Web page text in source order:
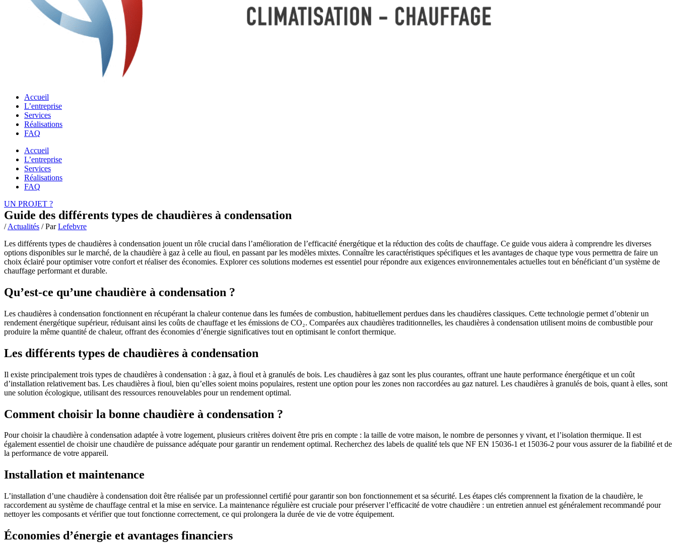
Accueil
L’entreprise
Services
Réalisations
FAQ
Accueil
L’entreprise
Services
Réalisations
FAQ
UN PROJET ?
Guide des différents types de chaudières à condensation
/Actualités / ParLefebvre
Les différents types de chaudières à condensation jouent un rôle crucial dans l’amélioration de l’efficacité énergétique et la réduction des coûts de chauffage. Ce guide vous aidera à comprendre les diverses
options disponibles sur le marché, de la chaudière à gaz à celle au fioul, en passant par les modèles mixtes. Connaître les caractéristiques spécifiques et les avantages de chaque type vous permettra de faire un
choix éclairé pour optimiser votre confort et réaliser des économies. Explorer ces solutions modernes est essentiel pour répondre aux exigences environnementales actuelles tout en bénéficiant d’un système de
chauffage performant et durable.
Qu’est-ce qu’une chaudière à condensation ?
Les chaudières à condensation fonctionnent en récupérant la chaleur contenue dans les fumées de combustion, habituellement perdues dans les chaudières classiques. Cette technologie permet d’obtenir un
rendement énergétique supérieur, réduisant ainsi les coûts de chauffage et les émissions de CO₂. Comparées aux chaudières traditionnelles, les chaudières à condensation utilisent moins de combustible pour
produire la même quantité de chaleur, offrant des économies d’énergie significatives tout en optimisant le confort thermique.
Les différents types de chaudières à condensation
Il existe principalement trois types de chaudières à condensation : à gaz, à fioul et à granulés de bois. Les chaudières à gaz sont les plus courantes, offrant une haute performance énergétique et un coût
d’installation relativement bas. Les chaudières à fioul, bien qu’elles soient moins populaires, restent une option pour les zones non raccordées au gaz naturel. Les chaudières à granulés de bois, quant à elles, sont
une solution écologique, utilisant des ressources renouvelables pour un rendement optimal.
Comment choisir la bonne chaudière à condensation ?
Pour choisir la chaudière à condensation adaptée à votre logement, plusieurs critères doivent être pris en compte : la taille de votre maison, le nombre de personnes y vivant, et l’isolation thermique. Il est
également essentiel de choisir une chaudière de puissance adéquate pour garantir un rendement optimal. Recherchez des labels de qualité tels que NF EN 15036-1 et 15036-2 pour vous assurer de la fiabilité et de
la performance de votre appareil.
Installation et maintenance
L’installation d’une chaudière à condensation doit être réalisée par un professionnel certifié pour garantir son bon fonctionnement et sa sécurité. Les étapes clés comprennent la fixation de la chaudière, le
raccordement au système de chauffage central et la mise en service. La maintenance régulière est cruciale pour préserver l’efficacité de votre chaudière : un entretien annuel est généralement recommandé pour
nettoyer les composants et vérifier que tout fonctionne correctement, ce qui prolongera la durée de vie de votre équipement.
Économies d’énergie et avantages financiers